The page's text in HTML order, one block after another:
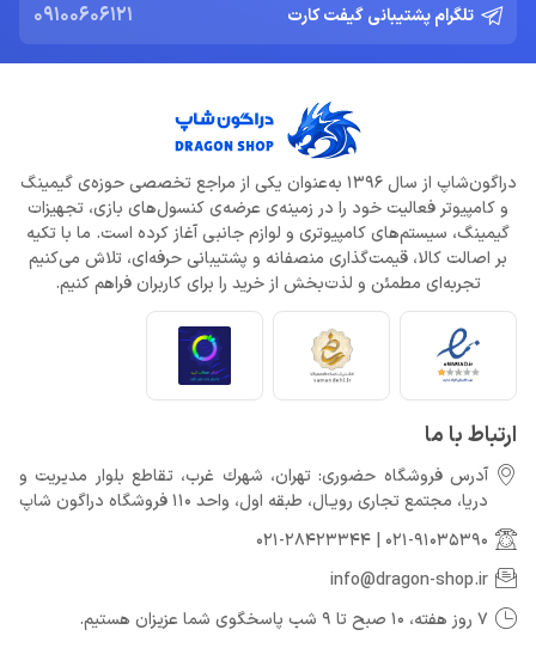
تلگرام پشتیبانی گیفت کارت 09100606121
دراگون‌شاپ از سال 1396 به‌عنوان یکی از مراجع تخصصی حوزه‌ی گیمینگ
و کامپیوتر فعالیت خود را در زمینه‌ی عرضه‌ی کنسول‌های بازی، تجهیزات
گیمینگ، سیستم‌های کامپیوتری و لوازم جانبی آغاز کرده است. ما با تکیه
بر اصالت کالا، قیمت‌گذاری منصفانه و پشتیبانی حرفه‌ای، تلاش می‌کنیم
تجربه‌ای مطمئن و لذت‌بخش از خرید را برای کاربران فراهم کنیم.
ارتباط با ما
آدرس فروشگاه حضوری: تهران، شهرك غرب، تقاطع بلوار مدیریت و
دريا، مجتمع تجارى رويـال، طبقه اول، واحد 110 فروشگاه دراگون شاپ
021-91035390
021-28423344
info@dragon-shop.ir
7 روز هفته، 10 صبح تا 9 شب پاسخگوی شما عزیزان هستیم.